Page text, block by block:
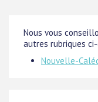
Nous vous
autres rubriques
Nouvelle-